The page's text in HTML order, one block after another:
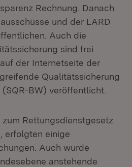
Rechnung. Danach
und der LARD
Auch die
sind frei
der Internetseite der
Qualitätssicherung
BW) veröffentlicht.
Rettungsdienstgesetz
erfolgten einige
Auch wurde
anstehende